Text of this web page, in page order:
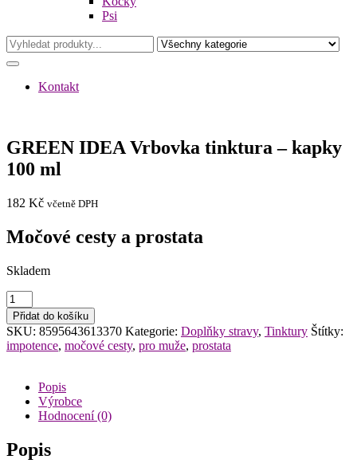
Psi
Kontakt
GREEN IDEA Vrbovka tinktura – kapky
100 ml
182 Kč včetně DPH
Močové cesty a prostata
Skladem
GREEN
IDEA
Vrbovka
tinktura
-
množství
Přidat do košíku
SKU: 8595643613370 Kategorie: Doplňky stravy, Tinktury Štítky:
impotence, močové cesty, pro muže, prostata
Popis
Výrobce
Hodnocení (0)
Popis